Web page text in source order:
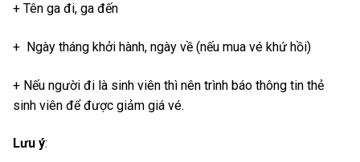
+ Tên ga đi, ga đến
+ Ngày tháng khởi hành, ngày về (nếu mua vé khứ hồi)
+ Nếu người đi là sinh viên thì nên trình báo thông tin thẻ
sinh viên để được giảm giá vé.
Lưu ý: